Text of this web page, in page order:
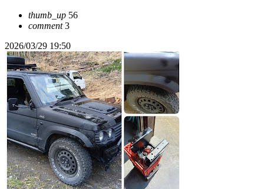
thumb_up 56
comment3
2026/03/29 19:50